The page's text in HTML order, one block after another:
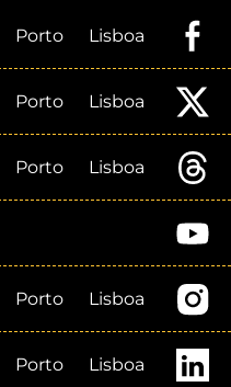
Porto Lisboa
Porto Lisboa
Porto Lisboa
Porto Lisboa
Porto Lisboa